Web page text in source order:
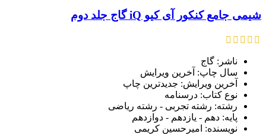
شیمی جامع کنکور آی کیو iQ گاج جلد دوم
ناشر: گاج
سال چاپ: آخرین ویرایش
آخرین ویرایش: جدیدترین چاپ
نوع کتاب: درسنامه
رشته: رشته تجربی - رشته ریاضی
پایه: دهم - یازدهم - دوازدهم
نویسنده: امیرحسین کریمی